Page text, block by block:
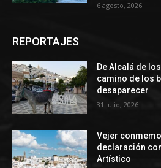
6 agosto, 2026
REPORTAJES
De Alcalá de
camino de los
desaparecer
31 julio, 2026
Vejer
declaración
Artístico